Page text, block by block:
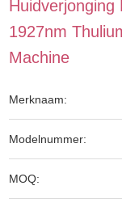
Huidverjonging
1927nm
Machine
Merknaam:
Modelnummer:
MOQ: